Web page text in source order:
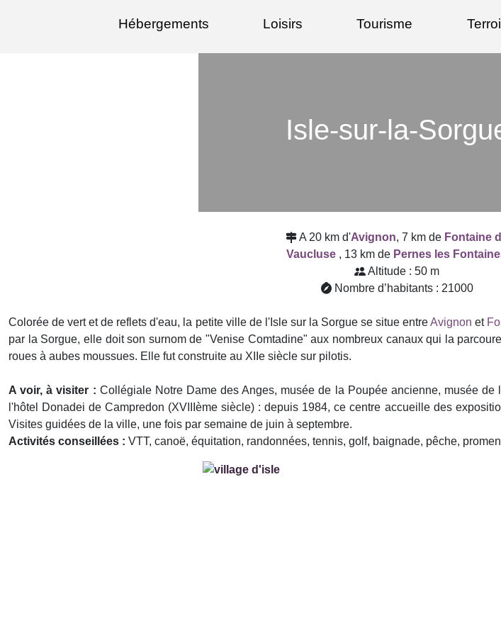
Hébergements Loisirs Tourisme
Isle-sur-la-
A 20 km d'Avignon, 7 km de Fontaine
Vaucluse , 13 km de Pernes les
Altitude : 50 m
Nombre d’habitants : 21000
Colorée de vert et de reflets d'eau, la petite ville de l'Isle sur la Sorgue se situe entreAvignon et
par la Sorgue, elle doit son surnom de "Venise Comtadine" aux nombreux canaux qui la
roues à aubes moussues. Elle fut construite au XIIe siècle sur pilotis.
A voir, à visiter : Collégiale Notre Dame des Anges, musée de la Poupée ancienne, musée
l'hôtel Donadei de Campredon (XVIIIème siècle) : depuis 1984, ce centre accueille des
Visites guidées de la ville, une fois par semaine de juin à septembre.
Activités conseillées : VTT, canoë, équitation, randonnées, tennis, golf, baignade, pêche,